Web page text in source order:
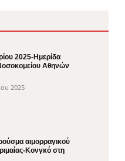
2025-Ημερίδα
Αθηνών
2025
αιμορραγικού
Κονγκό στη